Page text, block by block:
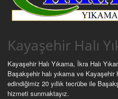
Kayaşehir Halı
Kayaşehir Halı Yıkama, İkra Halı
Başakşehir halı yıkama ve Kayaşehir
edindiğimiz 20 yıllık tecrübe ile
hizmeti sunmaktayız.